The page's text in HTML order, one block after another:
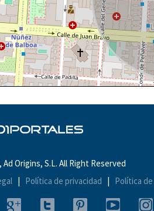
Ad Origins, S.L. All Right Reserved
| Política de privacidad | Política